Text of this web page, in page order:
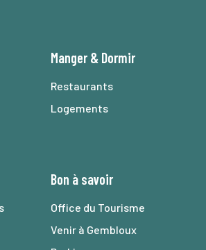
Manger & Dormir
Restaurants
Logements
Bon à savoir
Office du Tourisme
Venir à Gembloux